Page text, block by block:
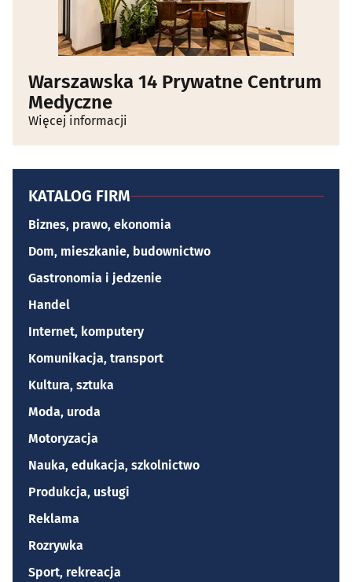
Warszawska 14 Prywatne Centrum
Medyczne
Więcej informacji
KATALOG FIRM
Biznes, prawo, ekonomia
Dom, mieszkanie, budownictwo
Gastronomia i jedzenie
Handel
Internet, komputery
Komunikacja, transport
Kultura, sztuka
Moda, uroda
Motoryzacja
Nauka, edukacja, szkolnictwo
Produkcja, usługi
Reklama
Rozrywka
Sport, rekreacja